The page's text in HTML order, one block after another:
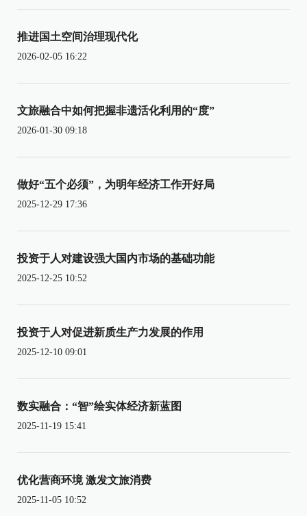
推进国土空间治理现代化
2026-02-05 16:22
文旅融合中如何把握非遗活化利用的“度”
2026-01-30 09:18
做好“五个必须”，为明年经济工作开好局
2025-12-29 17:36
投资于人对建设强大国内市场的基础功能
2025-12-25 10:52
投资于人对促进新质生产力发展的作用
2025-12-10 09:01
数实融合：“智”绘实体经济新蓝图
2025-11-19 15:41
优化营商环境 激发文旅消费
2025-11-05 10:52